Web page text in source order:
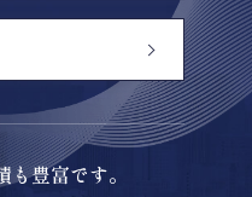
豊富です。